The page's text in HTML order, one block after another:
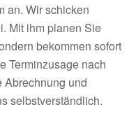
an. Wir schicken
Mit ihm planen Sie
bekommen sofort
Terminzusage nach
Abrechnung und
selbstverständlich.